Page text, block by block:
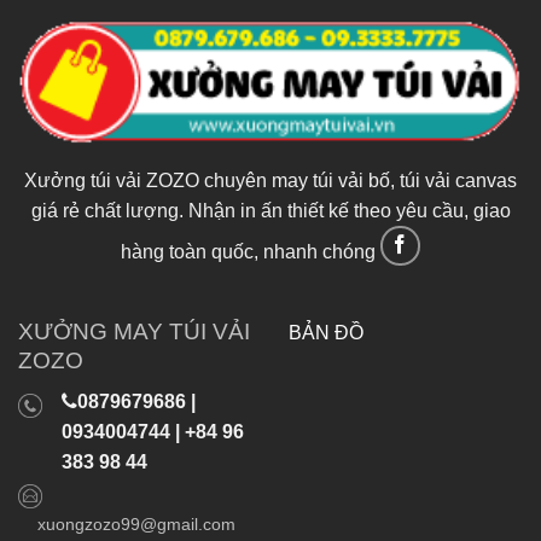
Xưởng túi vải ZOZO chuyên may túi vải bố, túi vải canvas
giá rẻ chất lượng. Nhận in ấn thiết kế theo yêu cầu, giao
hàng toàn quốc, nhanh chóng
XƯỞNG MAY TÚI VẢI
ZOZO
0879679686 |
0934004744 | +84 96
383 98 44
xuongzozo99@gmail.com
BẢN ĐỒ